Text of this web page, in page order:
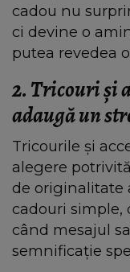
cadou nu
ci devine o
putea revedea
2. Tricouri și
adaugă un
Tricourile și
alegere
de originalitate
cadouri simple,
când mesajul
semnificație